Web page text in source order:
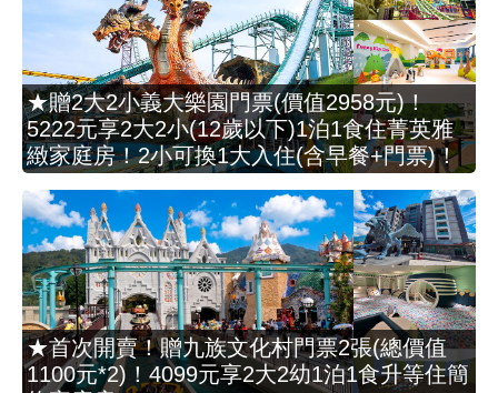
★贈2大2小義大樂園門票(價值2958元)！
5222元享2大2小(12歲以下)1泊1食住菁英雅
緻家庭房！2小可換1大入住(含早餐+門票)！
★首次開賣！贈九族文化村門票2張(總價值
1100元*2)！4099元享2大2幼1泊1食升等住簡